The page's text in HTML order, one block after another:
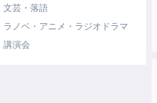
文芸・落語
ラノベ・アニメ・ラジオドラマ
講演会